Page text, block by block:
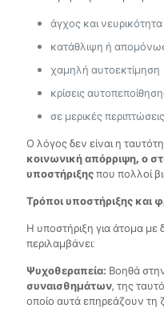
άγχος και νευρικότητα
κατάθλιψη ή
χαμηλή αυτοεκτίμηση
κρίσεις
σε μερικές
Ο λόγος δεν είναι η
κοινωνική απόρριψη, ο
υποστήριξηςπου πολλοί
Τρόποι υποστήριξης και
Η υποστήριξη για άτομα
περιλαμβάνει:
Ψυχοθεραπεία: Βοηθά
συναισθημάτων, της
οποίο αυτά επηρεάζουν τη